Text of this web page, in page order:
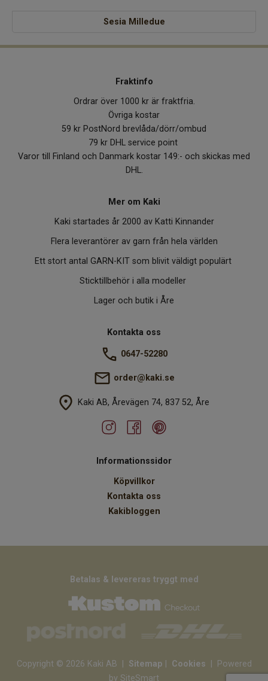
Sesia Milledue
Fraktinfo
Ordrar över 1000 kr är fraktfria.
Övriga kostar
59 kr PostNord brevlåda/dörr/ombud
79 kr DHL service point
Varor till Finland och Danmark kostar 149:- och skickas med
DHL.
Mer om Kaki
Kaki startades år 2000 av Katti Kinnander
Flera leverantörer av garn från hela världen
Ett stort antal GARN-KIT som blivit väldigt populärt
Sticktillbehör i alla modeller
Lager och butik i Åre
Kontakta oss
0647-52280
order@kaki.se
Kaki AB, Årevägen 74, 837 52, Åre
Informationssidor
Köpvillkor
Kontakta oss
Kakibloggen
Betalas & levereras tryggt med
Copyright © 2026 Kaki AB Sitemap Cookies | Powered
by SiteSmart